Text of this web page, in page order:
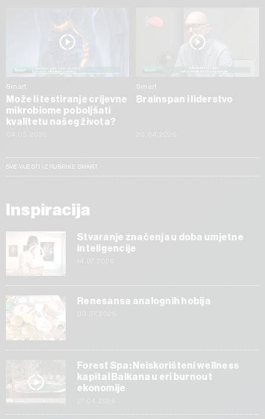
Smart
Može li testiranje crijevne
mikrobiome poboljšati
kvalitetu našeg života?
Smart
Brainspan i liderstvo
SVE VIJESTI IZ RUBRIKE SMART
Inspiracija
Stvaranje značenja u doba umjetne
inteligencije
Renesansa analognih hobija
Forest Spa: Neiskorišteni wellness
kapital Balkana u eri burnout
ekonomije